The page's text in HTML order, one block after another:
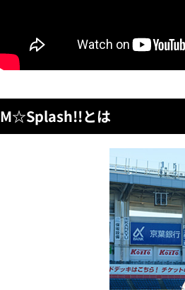
М☆Splash!!とは